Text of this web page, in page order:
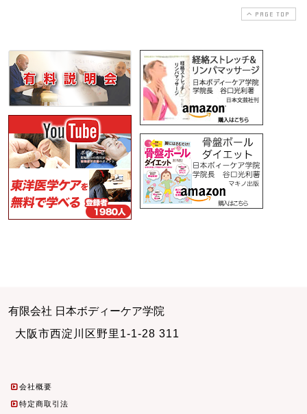
PAGE TOP
有限会社 日本ボディーケア学院
大阪市西淀川区野里1-1-28 311
会社概要
特定商取引法